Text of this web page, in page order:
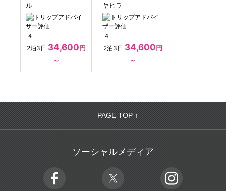
ル
4
2泊3日 34,600円
～
ヤヒラ
4
2泊3日 34,600円
～
PAGE TOP ↑
ソーシャルメディア